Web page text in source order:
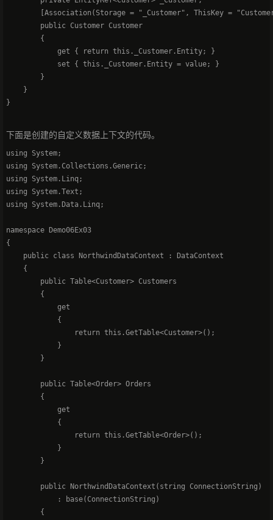
[Association(Storage = "_Customer", ThisKey =
        public Customer Customer
        {
            get { return this._Customer.Entity; }
            set { this._Customer.Entity = value; }
        }
    }
下面是创建的自定义数据上下文的代码。
using System;
using System.Collections.Generic;
using System.Linq;
using System.Text;
using System.Data.Linq;
namespace Demo06Ex03
{
    public class NorthwindDataContext : DataContext
    {
        public Table<Customer> Customers
        {
            get
            {
                return this.GetTable<Customer>();
            }
        }
        public Table<Order> Orders
        {
            get
            {
                return this.GetTable<Order>();
            }
        }
public NorthwindDataContext(string
            : base(ConnectionString)
        {